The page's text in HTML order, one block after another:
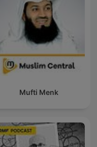
Mufti Menk